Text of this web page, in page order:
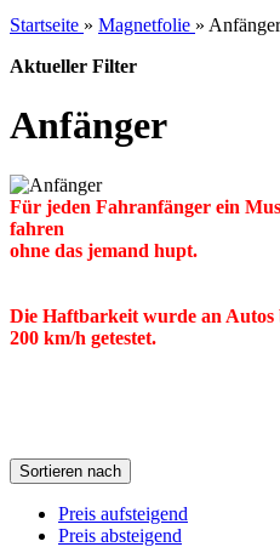
Startseite » Magnetfolie » Anfänger
Aktueller Filter
Anfänger
Für jeden Fahranfänger ein
fahren
ohne das jemand hupt.
Die Haftbarkeit wurde an Autos
200 km/h getestet.
Sortieren nach
Preis aufsteigend
Preis absteigend